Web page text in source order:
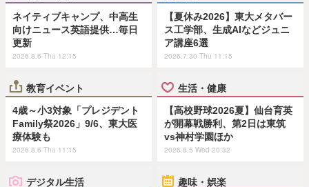
ネイティブキャンプ、中高生
向けニュース英語提供…毎日
更新
2026.8.6 Thu 12:15
【夏休み2026】東大メタバー
ス工学部、生成AIなどジュニ
ア講座6選
2026.7.30 Thu 11:15
教育イベント
4歳～小3対象「プレジデント
Family祭2026」9/6、東大医
療体験も
2026.8.6 Thu 11:15
生活・健康
【高校野球2026夏】仙台育英
が開幕戦勝利、第2日は東筑
vs神村学園ほか
2026.8.5 Wed 20:32
デジタル生活 趣味・娯楽